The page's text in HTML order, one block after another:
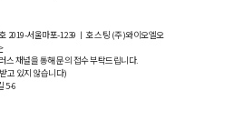
2019-서울마포-1239 ㅣ 호스팅 (주)와이오엘오
채널을 통해 문의 접수 부탁드립니다.
고 있지 않습니다)
5-6